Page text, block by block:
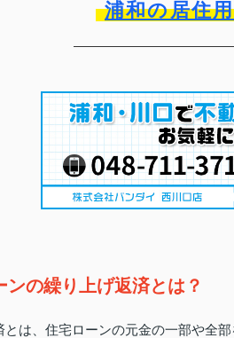
浦和の居住
ンの繰り上げ返済とは？
とは、住宅ローンの元金の一部や全